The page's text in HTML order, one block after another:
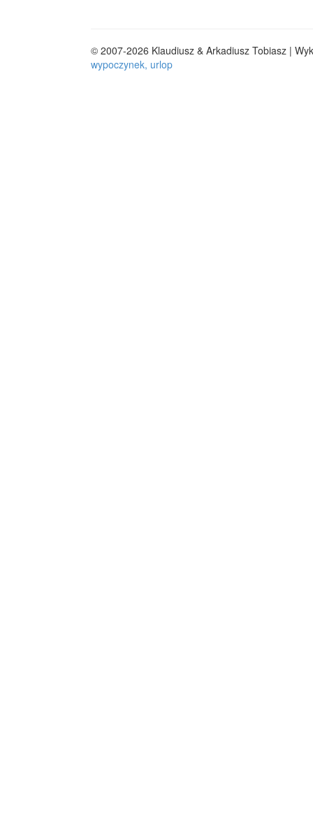
© 2007-2026 Klaudiusz & Arkadiusz Tobiasz |
wypoczynek, urlop